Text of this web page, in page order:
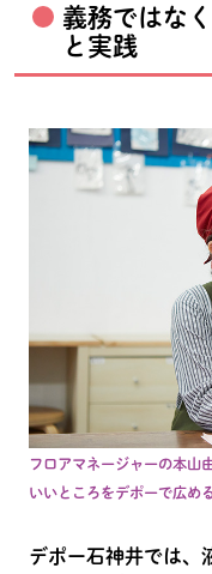
義務ではな
と実践
フロアマネージャーの本山
いいところをデポーで広め
デポー石神井では、